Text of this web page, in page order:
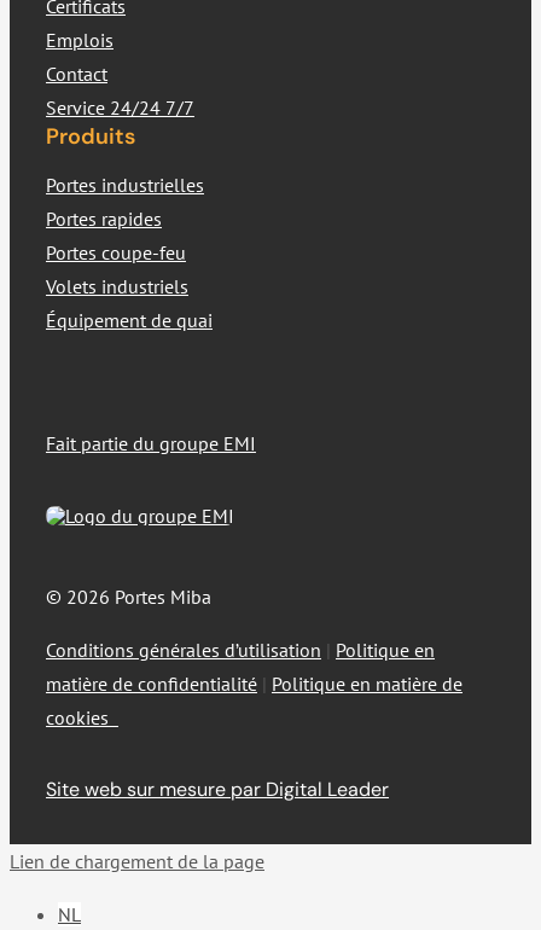
Certificats
Emplois
Contact
Service 24/24 7/7
Produits
Portes industrielles
Portes rapides
Portes coupe-feu
Volets industriels
Équipement de quai
Fait partie du groupe EMI
© 2026 Portes Miba
Conditions générales d’utilisation | Politique en
matière de confidentialité| Politique en matière de
cookies
Site web sur mesure par Digital Leader
Lien de chargement de la page
NL